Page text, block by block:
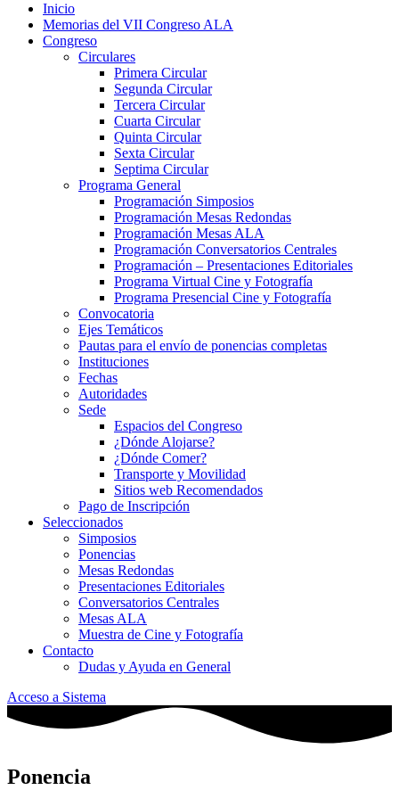
Inicio
Memorias del VII Congreso ALA
Congreso
Circulares
Primera Circular
Segunda Circular
Tercera Circular
Cuarta Circular
Quinta Circular
Sexta Circular
Septima Circular
Programa General
Programación Simposios
Programación Mesas Redondas
Programación Mesas ALA
Programación Conversatorios Centrales
Programación – Presentaciones Editoriales
Programa Virtual Cine y Fotografía
Programa Presencial Cine y Fotografía
Convocatoria
Ejes Temáticos
Pautas para el envío de ponencias completas
Instituciones
Fechas
Autoridades
Sede
Espacios del Congreso
¿Dónde Alojarse?
¿Dónde Comer?
Transporte y Movilidad
Sitios web Recomendados
Pago de Inscripción
Seleccionados
Simposios
Ponencias
Mesas Redondas
Presentaciones Editoriales
Conversatorios Centrales
Mesas ALA
Muestra de Cine y Fotografía
Contacto
Dudas y Ayuda en General
Acceso a Sistema
Ponencia